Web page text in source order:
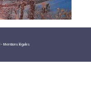
- Mentions légales